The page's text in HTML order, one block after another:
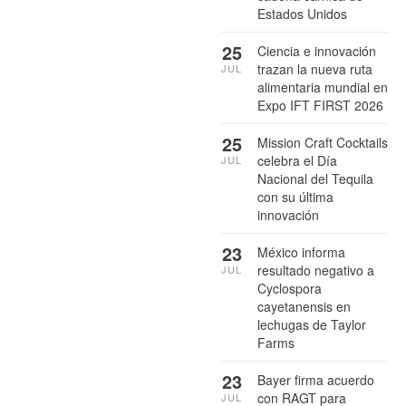
Estados Unidos
Ciencia e innovación
trazan la nueva ruta
alimentaria mundial en
Expo IFT FIRST 2026
25
JUL
Mission Craft Cocktails
celebra el Día
Nacional del Tequila
con su última
innovación
25
JUL
México informa
resultado negativo a
Cyclospora
cayetanensis en
lechugas de Taylor
Farms
23
JUL
Bayer firma acuerdo
con RAGT para
23
JUL